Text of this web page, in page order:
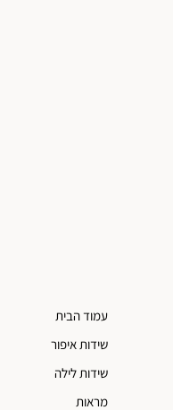
עמוד הבית
שידות איפור
שידות לילה
מראות